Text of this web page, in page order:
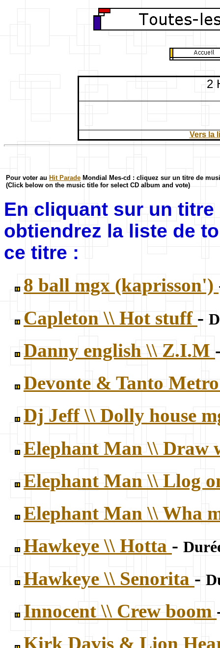
2
Vers la
Pour voter au Hit Parade Mondial Mes-cd : cliquez sur un titre de
(Click below on the music title for select CD album and vote)
En cliquant sur un
obtiendrez la liste de
ce titre :
8 ball mgx (kaprisson')
Capleton \\ Hot stuff -
Danny english \\ Z.I.M
Devonte & Tanto
Dj Jeff \\ Dolly house
Elephant Man \\ Draw
Elephant Man \\ Llog
Elephant Man \\ Wha
Hawkeye \\ Hotta -
Hawkeye \\ Senorita -
Innocent \\ Crew boom
Kirk Davis & Lion